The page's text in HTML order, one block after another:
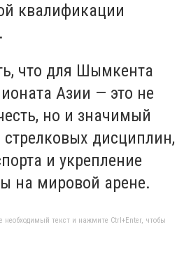
квалификации
что для Шымкента
Азии — это не
но и значимый
стрелковых дисциплин,
и укрепление
на мировой арене.
текст и нажмите Ctrl+Enter, чтобы